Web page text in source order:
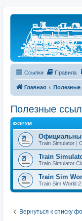
Ссылки Правила
Главная Полезные
Полезные
ФОРУМ
Train Simulator |
Train
Train Simulator
Train Sim
Train Sim World
Вернуться к списку